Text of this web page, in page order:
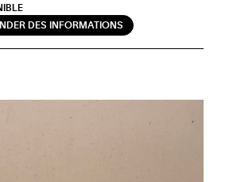
DES INFORMATIONS